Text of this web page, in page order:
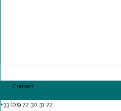
Contact
+33 (0)9 72 30 31 72